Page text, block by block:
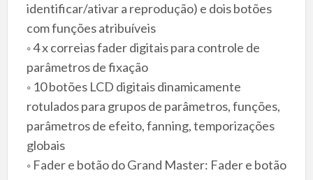
identificar/ativar a reprodução) e dois botões
com funções atribuíveis
◦ 4 x correias fader digitais para controle de
parâmetros de fixação
◦ 10 botões LCD digitais dinamicamente
rotulados para grupos de parâmetros, funções,
parâmetros de efeito, fanning, temporizações
globais
◦ Fader e botão do Grand Master: Fader e botão